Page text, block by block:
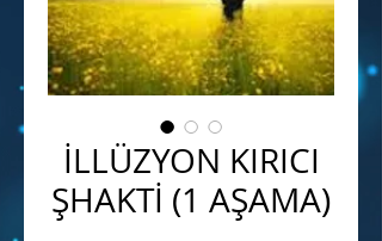
İLLÜZYON KIRICI
ŞHAKTİ (1 AŞAMA)